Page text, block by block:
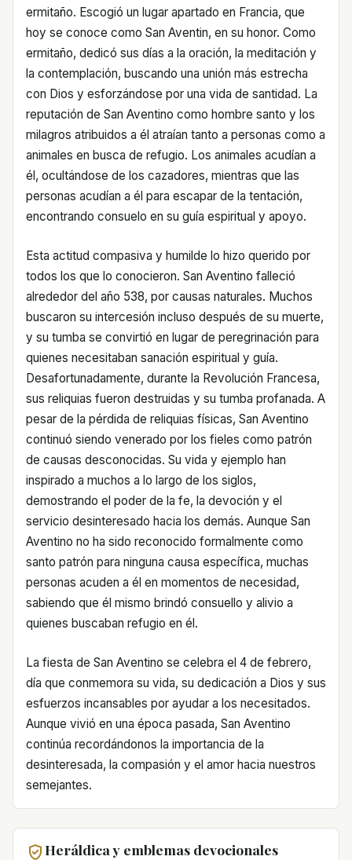
ermitaño. Escogió un lugar apartado en Francia, que
hoy se conoce como San Aventin, en su honor. Como
ermitaño, dedicó sus días a la oración, la meditación y
la contemplación, buscando una unión más estrecha
con Dios y esforzándose por una vida de santidad. La
reputación de San Aventino como hombre santo y los
milagros atribuidos a él atraían tanto a personas como a
animales en busca de refugio. Los animales acudían a
él, ocultándose de los cazadores, mientras que las
personas acudían a él para escapar de la tentación,
encontrando consuelo en su guía espiritual y apoyo.
Esta actitud compasiva y humilde lo hizo querido por
todos los que lo conocieron. San Aventino falleció
alrededor del año 538, por causas naturales. Muchos
buscaron su intercesión incluso después de su muerte,
y su tumba se convirtió en lugar de peregrinación para
quienes necesitaban sanación espiritual y guía.
Desafortunadamente, durante la Revolución Francesa,
sus reliquias fueron destruidas y su tumba profanada. A
pesar de la pérdida de reliquias físicas, San Aventino
continuó siendo venerado por los fieles como patrón
de causas desconocidas. Su vida y ejemplo han
inspirado a muchos a lo largo de los siglos,
demostrando el poder de la fe, la devoción y el
servicio desinteresado hacia los demás. Aunque San
Aventino no ha sido reconocido formalmente como
santo patrón para ninguna causa específica, muchas
personas acuden a él en momentos de necesidad,
sabiendo que él mismo brindó consuello y alivio a
quienes buscaban refugio en él.
La fiesta de San Aventino se celebra el 4 de febrero,
día que conmemora su vida, su dedicación a Dios y sus
esfuerzos incansables por ayudar a los necesitados.
Aunque vivió en una época pasada, San Aventino
continúa recordándonos la importancia de la
desinteresada, la compasión y el amor hacia nuestros
semejantes.
Heráldica y emblemas devocionales